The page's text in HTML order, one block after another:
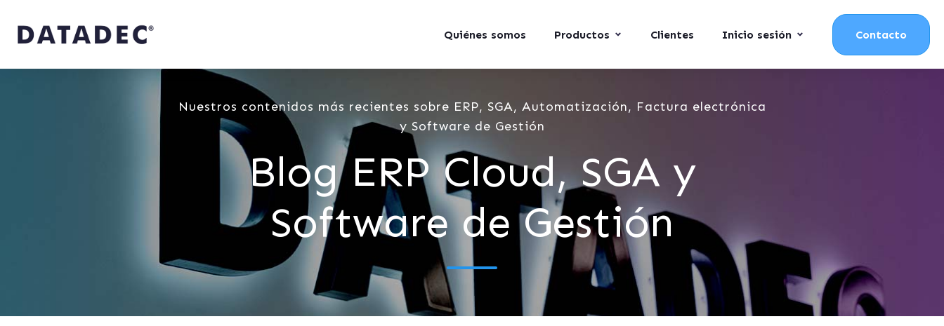
Quiénes somos Productos Clientes Inicio sesión Contacto
Nuestros contenidos más recientes sobre ERP, SGA, Automatización, Factura electrónica
y Software de Gestión
Blog ERP Cloud, SGA y
Software de Gestión